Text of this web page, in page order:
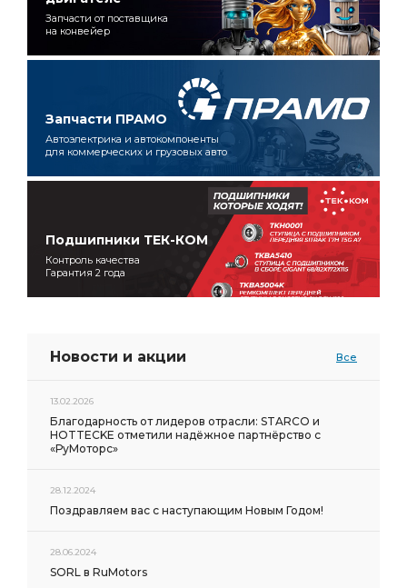
Запчасти от поставщика
на конвейер
Запчасти ПРАМО
Автоэлектрика и автокомпоненты
для коммерческих и грузовых авто
Подшипники ТЕК-КОМ
Контроль качества
Гарантия 2 года
Новости и акции Все
13.02.2026
Благодарность от лидеров отрасли: STARCO и
HOTTECKE отметили надёжное партнёрство с
«РуМоторс»
28.12.2024
Поздравляем вас с наступающим Новым Годом!
28.06.2024
SORL в RuMotors